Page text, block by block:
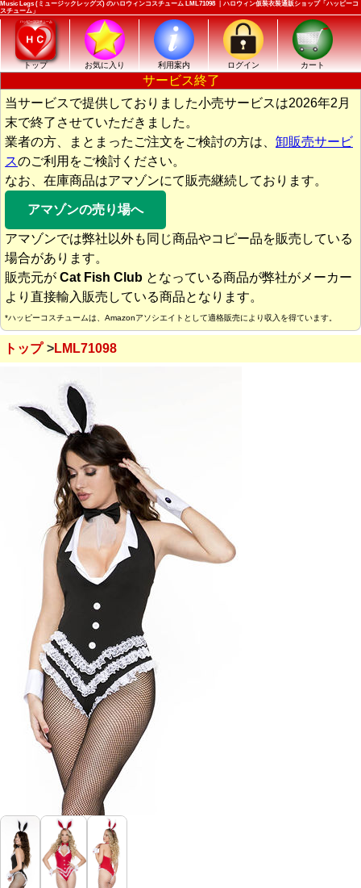
Music Legs (ミュージックレッグズ) のハロウィンコスチューム LML71098 ｜ハロウィン仮装衣装通販ショップ「ハッピーコ
スチューム」
トップ お気に入り 利用案内 ログイン カート
サービス終了
当サービスで提供しておりました小売サービスは2026年2月
末で終了させていただきました。
業者の方、まとまったご注文をご検討の方は、 卸販売サービ
スのご利用をご検討ください。
なお、在庫商品はアマゾンにて販売継続しております。
アマゾンの売り場へ
アマゾンでは弊社以外も同じ商品やコピー品を販売している
場合があります。
販売元が Cat Fish Club となっている商品が弊社がメーカー
より直接輸入販売している商品となります。
*ハッピーコスチュームは、Amazonアソシエイトとして適格販売により収入を得ています。
トップ LML71098